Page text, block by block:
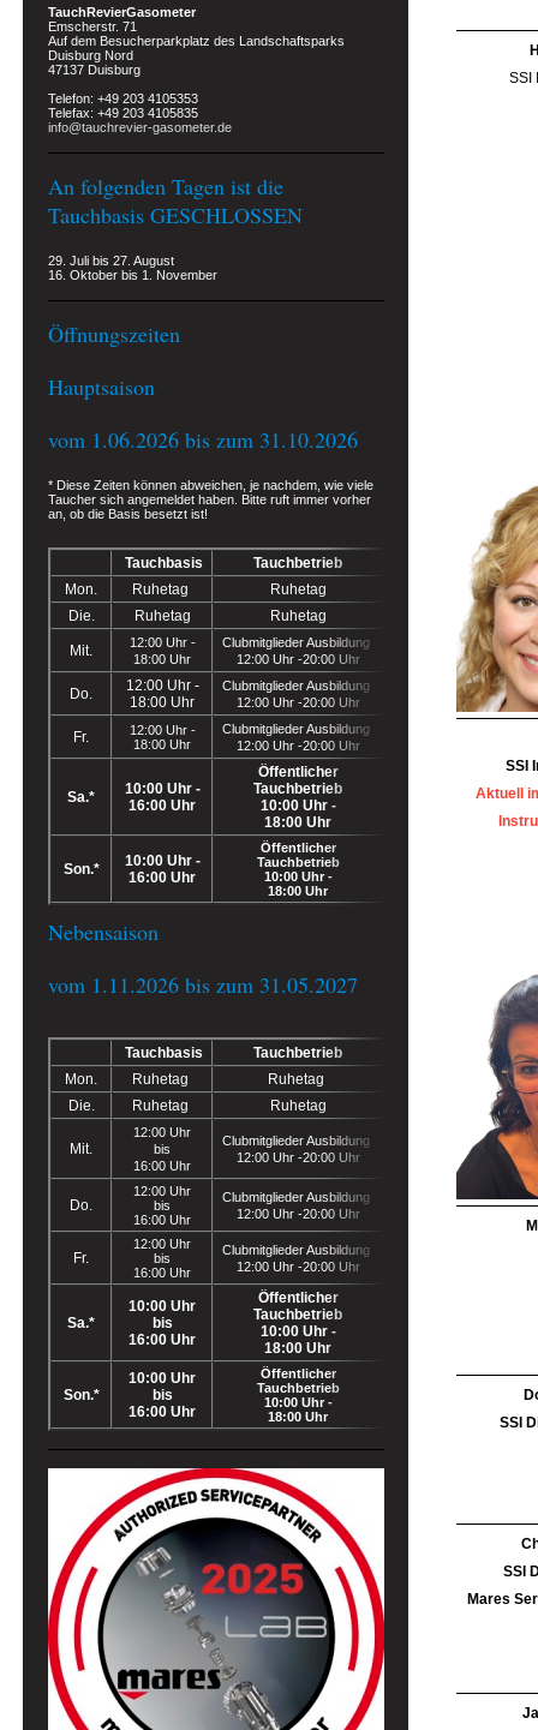
TauchRevierGasometer
Emscherstr. 71
Auf dem Besucherparkplatz des Landschaftsparks
Duisburg Nord
47137 Duisburg
Telefon: +49 203 4105353
Telefax: +49 203 4105835
info@tauchrevier-gasometer.de
An folgenden Tagen ist die
Tauchbasis GESCHLOSSEN
29. Juli bis 27. August
16. Oktober bis 1. November
Öffnungszeiten
Hauptsaison
vom 1.06.2026 bis zum 31.10.2026
* Diese Zeiten können abweichen, je nachdem, wie viele
Taucher sich angemeldet haben. Bitte ruft immer vorher
an, ob die Basis besetzt ist!
Tauchbasis
Tauchbetrieb
Mon.
Ruhetag
Ruhetag
Die.
Ruhetag Ruhetag
Mit.
12:00 Uhr -
18:00 Uhr
Clubmitglieder Ausbildung
12:00 Uhr -20:00 Uhr
Do.
12:00 Uhr -
18:00 Uhr
Clubmitglieder Ausbildung
12:00 Uhr -20:00 Uhr
Fr.
12:00 Uhr -
18:00 Uhr
Clubmitglieder Ausbildung
12:00 Uhr -20:00 Uhr
Sa.*
10:00 Uhr -
16:00 Uhr
Öffentlicher
Tauchbetrieb
10:00 Uhr -
18:00 Uhr
Son.*
10:00 Uhr -
16:00 Uhr
Öffentlicher
Tauchbetrieb
10:00 Uhr -
18:00 Uhr
Nebensaison
vom 1.11.2026 bis zum 31.05.2027
Tauchbasis
Tauchbetrieb
Mon.
Ruhetag
Ruhetag
Die.
Ruhetag Ruhetag
Mit.
12:00 Uhr
bis
16:00 Uhr
Clubmitglieder Ausbildung
12:00 Uhr -20:00 Uhr
Do.
12:00 Uhr
bis
16:00 Uhr
Clubmitglieder Ausbildung
12:00 Uhr -20:00 Uhr
Fr.
12:00 Uhr
bis
16:00 Uhr
Clubmitglieder Ausbildung
12:00 Uhr -20:00 Uhr
Sa.*
10:00 Uhr
bis
16:00 Uhr
Öffentlicher
Tauchbetrieb
10:00 Uhr -
18:00 Uhr
Son.*
10:00 Uhr
bis
16:00 Uhr
Öffentlicher
Tauchbetrieb
10:00 Uhr -
18:00 Uhr
SSI
SSI
Aktuell
SSI
SSI
Mares